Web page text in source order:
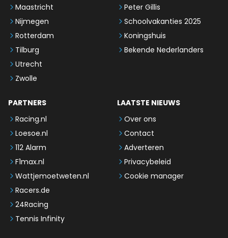
Maastricht
Nijmegen
Rotterdam
Tilburg
Utrecht
Zwolle
Peter Gillis
Schoolvakanties 2025
Koningshuis
Bekende Nederlanders
PARTNERS
Racing.nl
Loesoe.nl
112 Alarm
F1max.nl
Wattjemoetweten.nl
Racers.de
24Racing
Tennis Infinity
LAATSTE NIEUWS
Over ons
Contact
Adverteren
Privacybeleid
Cookie manager